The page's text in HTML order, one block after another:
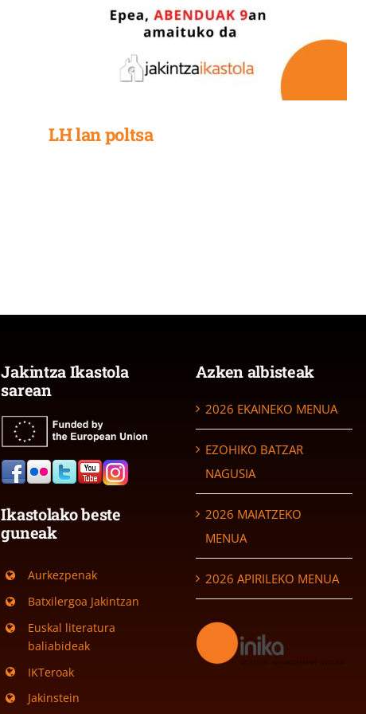
LH lan poltsa
Jakintza Ikastola
sarean
Ikastolako beste
guneak
Aurkezpenak
Batxilergoa Jakintzan
Euskal literatura
baliabideak
IKTeroak
Jakinstein
Azken albisteak
2026 EKAINEKO MENUA
EZOHIKO BATZAR
NAGUSIA
2026 MAIATZEKO
MENUA
2026 APIRILEKO MENUA